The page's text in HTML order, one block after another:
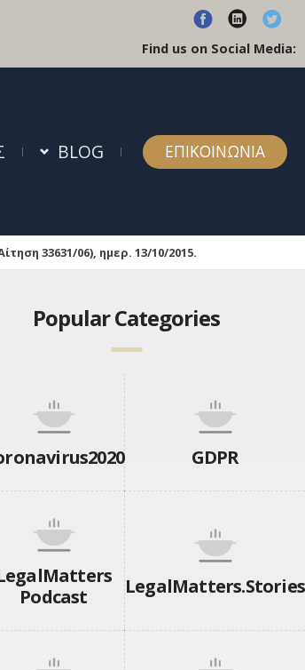
Find us on Social Media:
BLOG ΕΠΙΚΟΙΝΩΝΙΑ
33631/06), ημερ. 13/10/2015.
Popular Categories
GDPR
Podcast
LegalMatters.Stories